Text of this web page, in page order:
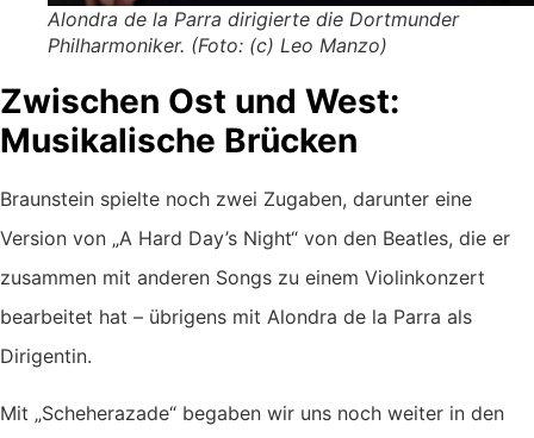
Alondra de la Parra dirigierte die Dortmunder
Philharmoniker. (Foto: (c) Leo Manzo)
Zwischen Ost und West:
Musikalische Brücken
Braunstein spielte noch zwei Zugaben, darunter eine
Version von „A Hard Day’s Night“ von den Beatles, die er
zusammen mit anderen Songs zu einem Violinkonzert
bearbeitet hat – übrigens mit Alondra de la Parra als
Dirigentin.
Mit „Scheherazade“ begaben wir uns noch weiter in den